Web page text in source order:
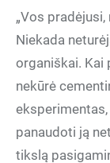
„Vos
Niekada
organiškai. Kai
nekūrė
panaudoti ją
tikslą